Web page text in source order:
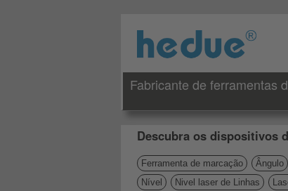
Fabricante de ferramentas
Descubra os dispositivos
Ferramenta de marcação Ângulo
Nível
Nivel laser de Linhas